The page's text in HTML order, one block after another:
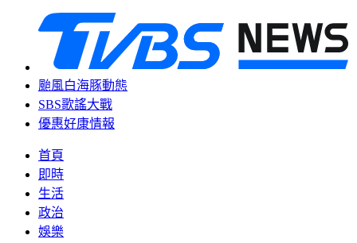
颱風白海豚動態
SBS歌謠大戰
優惠好康情報
首頁
即時
生活
政治
娛樂